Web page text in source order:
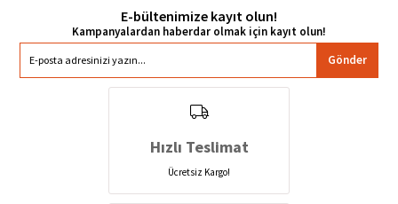
E-bültenimize kayıt olun!
Gönder
Hızlı Teslimat
Ücretsiz Kargo!